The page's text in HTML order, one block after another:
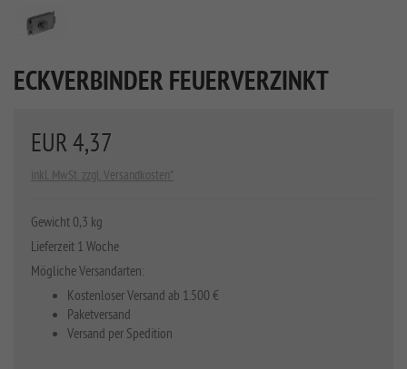
ECKVERBINDER FEUERVERZINKT
EUR 4,37
inkl. MwSt. zzgl. Versandkosten*
Gewicht 0,3 kg
Lieferzeit 1 Woche
Mögliche Versandarten:
Kostenloser Versand ab 1.500 €
Paketversand
Versand per Spedition